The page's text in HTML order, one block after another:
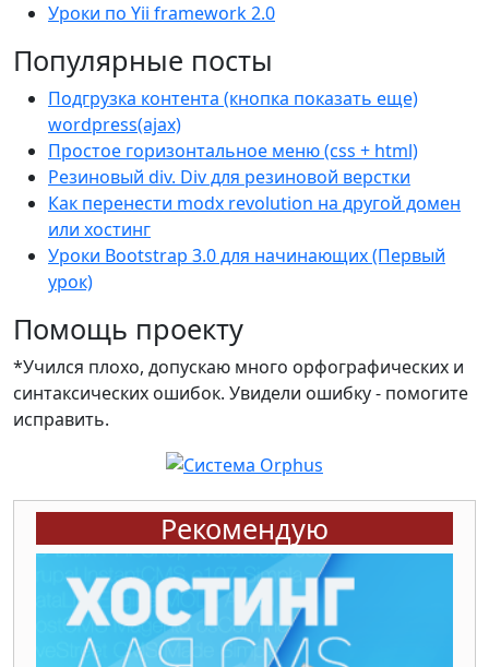
Уроки по Yii framework 2.0
Популярные посты
Подгрузка контента (кнопка показать еще)
wordpress(ajax)
Простое горизонтальное меню (css + html)
Резиновый div. Div для резиновой верстки
Как перенести modx revolution на другой домен
или хостинг
Уроки Bootstrap 3.0 для начинающих (Первый
урок)
Помощь проекту
*Учился плохо, допускаю много орфографических и
синтаксических ошибок. Увидели ошибку - помогите
исправить.
Рекомендую